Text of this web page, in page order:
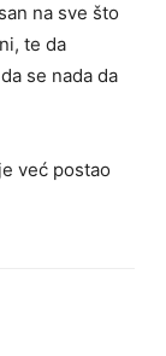
na sve što
te da
se nada da
već postao